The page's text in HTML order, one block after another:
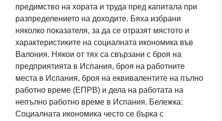
предимство на хората и труда пред капитала при
разпределението на доходите. Бяха избрани
няколко показателя, за да се отразят мястото и
характеристиките на социалната икономика във
Валония. Някои от тях са свързани с броя на
предприятията в Испания, броя на работните
места в Испания, броя на еквивалентите на пълно
работно време (ЕПРВ) и дела на работата на
непълно работно време в Испания. Бележка:
Социалната икономика често се бърка с